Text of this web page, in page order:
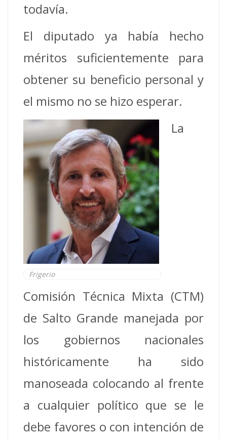
todavía.
El diputado ya había hecho
méritos suficientemente para
obtener su beneficio personal y
el mismo no se hizo esperar.
Frigerio
La
Comisión Técnica Mixta (CTM)
de Salto Grande manejada por
los gobiernos nacionales
históricamente ha sido
manoseada colocando al frente
a cualquier político que se le
debe favores o con intención de